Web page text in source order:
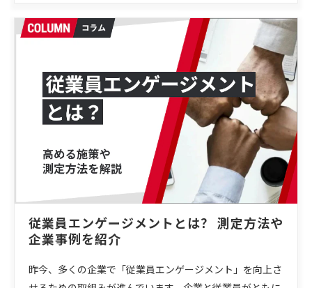
従業員エンゲージメントとは？ 測定方法や
企業事例を紹介
昨今、多くの企業で「従業員エンゲージメント」を向上さ